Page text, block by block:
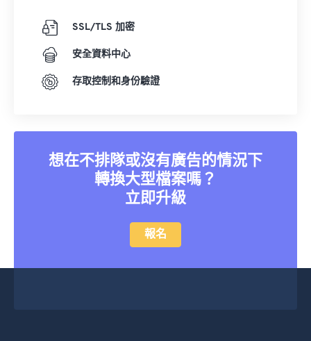
SSL/TLS 加密
安全資料中心
存取控制和身份驗證
想在不排隊或沒有廣告的情況下
轉換大型檔案嗎？
立即升級
報名